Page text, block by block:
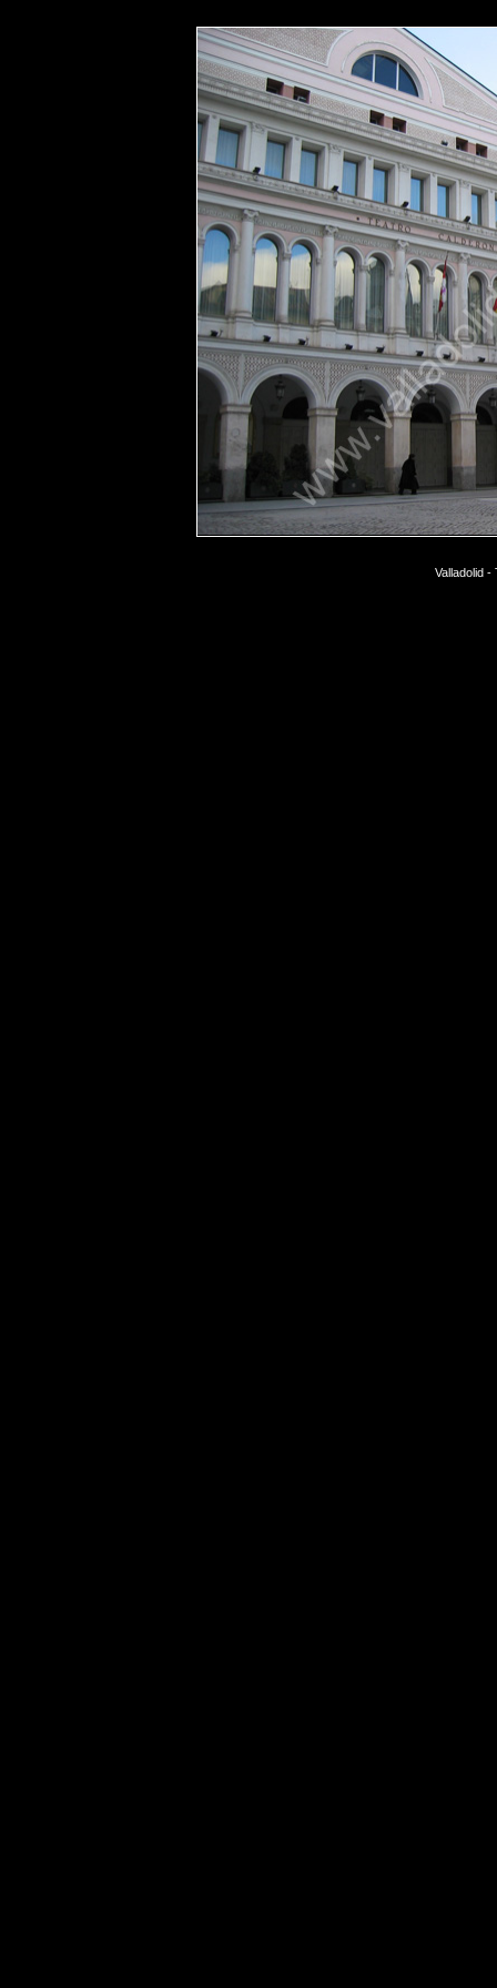
Valladolid -